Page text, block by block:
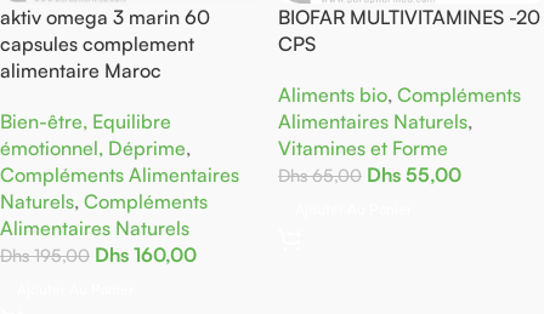
aktiv omega 3 marin 60
capsules complement
alimentaire Maroc
Bien-être, Equilibre
émotionnel, Déprime,
Compléments Alimentaires
Naturels, Compléments
Alimentaires Naturels
Dhs195,00 Dhs 160,00
BIOFAR MULTIVITAMINES -20
CPS
Aliments bio, Compléments
Alimentaires Naturels,
Vitamines et Forme
Dhs65,00 Dhs 55,00